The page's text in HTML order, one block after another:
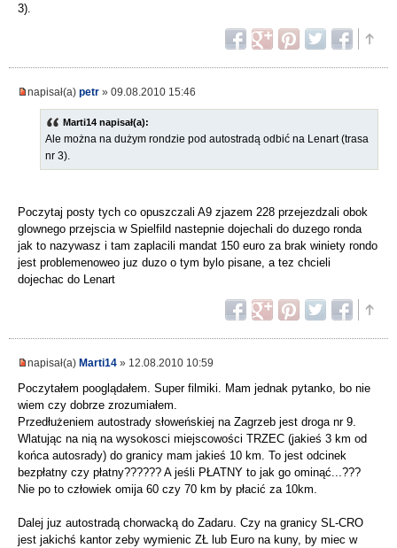
3).
napisał(a) petr » 09.08.2010 15:46
Marti14 napisał(a):
Ale można na dużym rondzie pod autostradą odbić na Lenart (trasa
nr 3).
Poczytaj posty tych co opuszczali A9 zjazem 228 przejezdzali obok
glownego przejscia w Spielfild nastepnie dojechali do duzego ronda
jak to nazywasz i tam zaplacili mandat 150 euro za brak winiety rondo
jest problemenoweo juz duzo o tym bylo pisane, a tez chcieli
dojechac do Lenart
napisał(a) Marti14 » 12.08.2010 10:59
Poczytałem pooglądałem. Super filmiki. Mam jednak pytanko, bo nie
wiem czy dobrze zrozumiałem.
Przedłużeniem autostrady słoweńskiej na Zagrzeb jest droga nr 9.
Wlatując na nią na wysokosci miejscowości TRZEC (jakieś 3 km od
końca autosrady) do granicy mam jakieś 10 km. To jest odcinek
bezpłatny czy płatny?????? A jeśli PŁATNY to jak go ominąć...???
Nie po to człowiek omija 60 czy 70 km by płacić za 10km.
Dalej juz autostradą chorwacką do Zadaru. Czy na granicy SL-CRO
jest jakichś kantor zeby wymienic ZŁ lub Euro na kuny, by miec w